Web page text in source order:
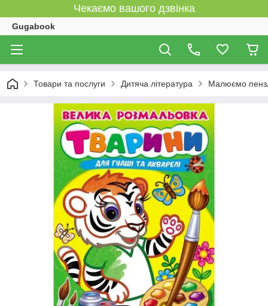
Чекаємо вашого дзвінка
Gugabook
Товари та послуги Дитяча література Малюємо